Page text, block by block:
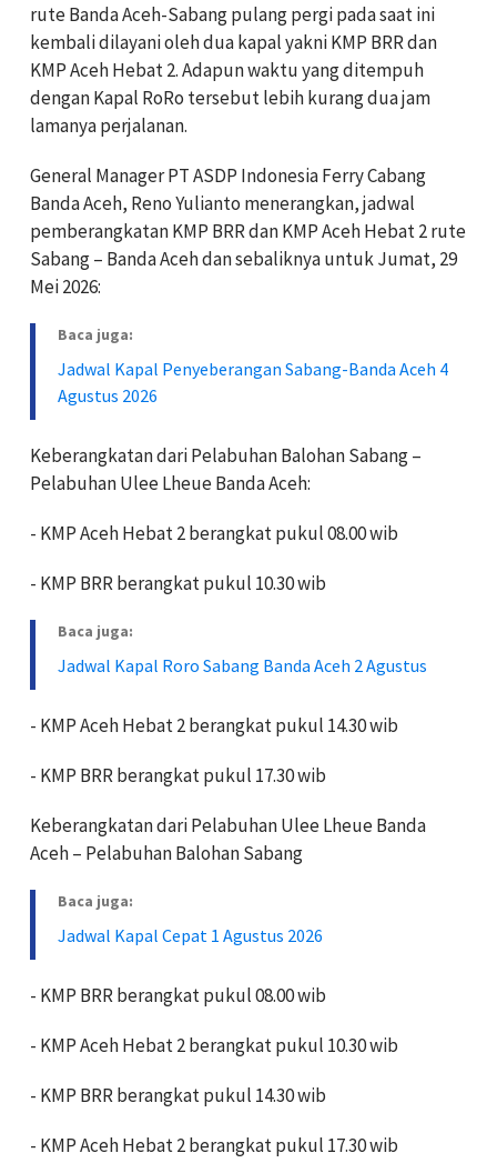
rute Banda Aceh-Sabang pulang pergi pada saat ini
kembali dilayani oleh dua kapal yakni KMP BRR dan
KMP Aceh Hebat 2. Adapun waktu yang ditempuh
dengan Kapal RoRo tersebut lebih kurang dua jam
lamanya perjalanan.
General Manager PT ASDP Indonesia Ferry Cabang
Banda Aceh, Reno Yulianto menerangkan, jadwal
pemberangkatan KMP BRR dan KMP Aceh Hebat 2 rute
Sabang – Banda Aceh dan sebaliknya untuk Jumat, 29
Mei 2026:
Baca juga:
Jadwal Kapal Penyeberangan Sabang-Banda Aceh 4
Agustus 2026
Keberangkatan dari Pelabuhan Balohan Sabang –
Pelabuhan Ulee Lheue Banda Aceh:
- KMP Aceh Hebat 2 berangkat pukul 08.00 wib
- KMP BRR berangkat pukul 10.30 wib
Baca juga:
Jadwal Kapal Roro Sabang Banda Aceh 2 Agustus
- KMP Aceh Hebat 2 berangkat pukul 14.30 wib
- KMP BRR berangkat pukul 17.30 wib
Keberangkatan dari Pelabuhan Ulee Lheue Banda
Aceh – Pelabuhan Balohan Sabang
Baca juga:
Jadwal Kapal Cepat 1 Agustus 2026
- KMP BRR berangkat pukul 08.00 wib
- KMP Aceh Hebat 2 berangkat pukul 10.30 wib
- KMP BRR berangkat pukul 14.30 wib
- KMP Aceh Hebat 2 berangkat pukul 17.30 wib